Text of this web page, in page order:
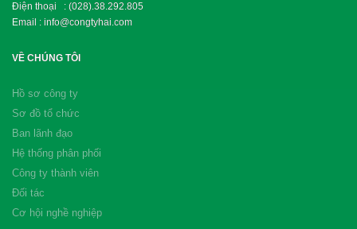
Điện thoại : (028).38.292.805
Email : info@congtyhai.com
VỀ CHÚNG TÔI
Hồ sơ công ty
Sơ đồ tổ chức
Ban lãnh đạo
Hệ thống phân phối
Công ty thành viên
Đối tác
Cơ hội nghề nghiệp